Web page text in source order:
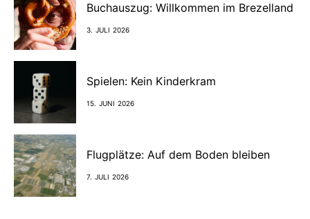
Buchauszug: Willkommen im Brezelland
3. JULI 2026
Spielen: Kein Kinderkram
15. JUNI 2026
Flugplätze: Auf dem Boden bleiben
7. JULI 2026